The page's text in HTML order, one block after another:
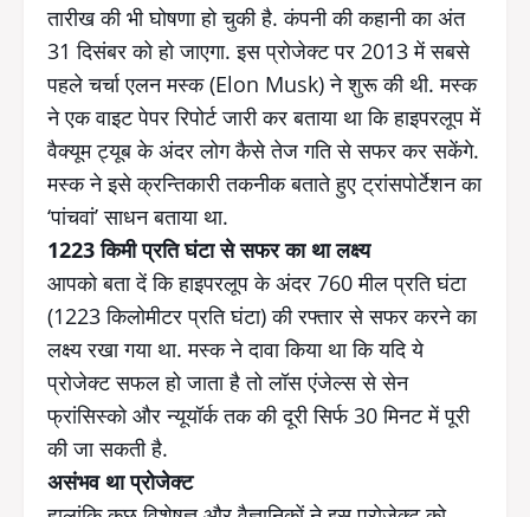
तारीख की भी घोषणा हो चुकी है. कंपनी की कहानी का अंत
31 दिसंबर को हो जाएगा. इस प्रोजेक्ट पर 2013 में सबसे
पहले चर्चा एलन मस्क (Elon Musk) ने शुरू की थी. मस्क
ने एक वाइट पेपर रिपोर्ट जारी कर बताया था कि हाइपरलूप में
वैक्यूम ट्यूब के अंदर लोग कैसे तेज गति से सफर कर सकेंगे.
मस्क ने इसे क्रन्तिकारी तकनीक बताते हुए ट्रांसपोर्टेशन का
‘पांचवां’ साधन बताया था.
1223 किमी प्रति घंटा से सफर का था लक्ष्य
आपको बता दें कि हाइपरलूप के अंदर 760 मील प्रति घंटा
(1223 किलोमीटर प्रति घंटा) की रफ्तार से सफर करने का
लक्ष्य रखा गया था. मस्क ने दावा किया था कि यदि ये
प्रोजेक्ट सफल हो जाता है तो लॉस एंजेल्स से सेन
फ्रांसिस्को और न्यूयॉर्क तक की दूरी सिर्फ 30 मिनट में पूरी
की जा सकती है.
असंभव था प्रोजेक्ट